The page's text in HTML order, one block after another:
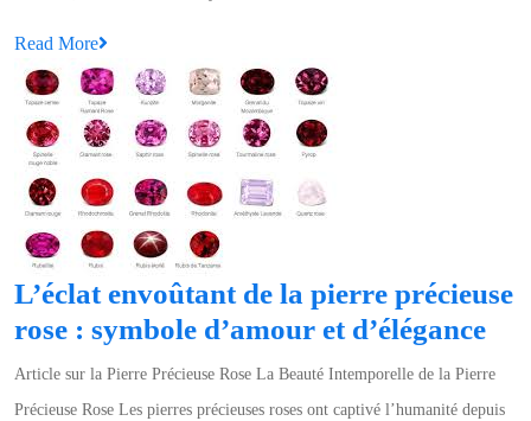
:
Le
Diamant,
Symbole
d’Éternité
et
de
Pureté
Read More
More
L’éclat envoûtant de la pierre précieuse
rose : symbole d’amour et d’élégance
de
Article sur la Pierre Précieuse Rose La Beauté Intemporelle de la Pierre
Précieuse Rose Les pierres précieuses roses ont captivé l’humanité depuis